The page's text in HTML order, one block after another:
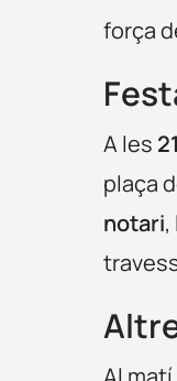
força
A les
plaça
notari